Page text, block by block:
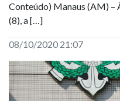
Conteúdo) Manaus (AM) –
(8), a […]
08/10/2020 21:07